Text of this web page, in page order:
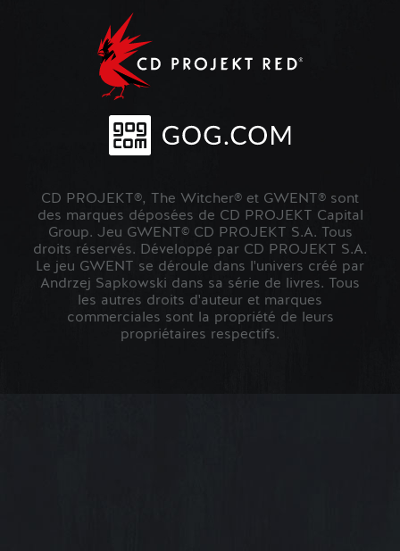
CD PROJEKT®, The Witcher® et GWENT® sont
des marques déposées de CD PROJEKT Capital
Group. Jeu GWENT© CD PROJEKT S.A. Tous
droits réservés. Développé par CD PROJEKT S.A.
Le jeu GWENT se déroule dans l'univers créé par
Andrzej Sapkowski dans sa série de livres. Tous
les autres droits d'auteur et marques
commerciales sont la propriété de leurs
propriétaires respectifs.